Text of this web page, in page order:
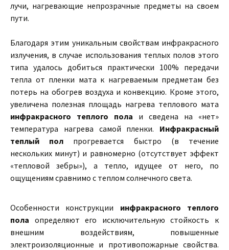
лучи, нагревающие непрозрачные предметы на своем
пути.
Благодаря этим уникальным свойствам инфракрасного
излучения, в случае использования теплых полов этого
типа удалось добиться практически 100% передачи
тепла от пленки мата к нагреваемым предметам без
потерь на обогрев воздуха и конвекцию. Кроме этого,
увеличена полезная площадь нагрева теплового мата
инфракрасного теплого пола и сведена на «нет»
температура нагрева самой пленки. Инфракрасный
теплый пол прогревается быстро (в течение
нескольких минут) и равномерно (отсутствует эффект
«тепловой зебры»), а тепло, идущее от него, по
ощущениям сравнимо с теплом солнечного света.
Особенности конструкции инфракрасного теплого
пола определяют его исключительную стойкость к
внешним воздействиям, повышенные
электроизоляционные и противопожарные свойства.